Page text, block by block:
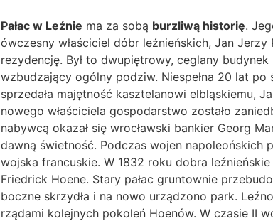
Pałac w Leźnie ma za sobą burzliwą historię.
ówczesny właściciel dóbr leźnieńskich, Jan Jerzy
rezydencję. Był to dwupiętrowy, ceglany
wzbudzający ogólny podziw. Niespełna 20 lat
sprzedała majętność kasztelanowi elbląskiemu,
nowego właściciela gospodarstwo zostało
nabywcą okazał się wrocławski bankier Georg
dawną świetność. Podczas wojen napoleońskich
wojska francuskie. W 1832 roku dobra
Friedrick Hoene. Stary pałac gruntownie
boczne skrzydła i na nowo urządzono park.
rządami kolejnych pokoleń Hoenów. W czasie II